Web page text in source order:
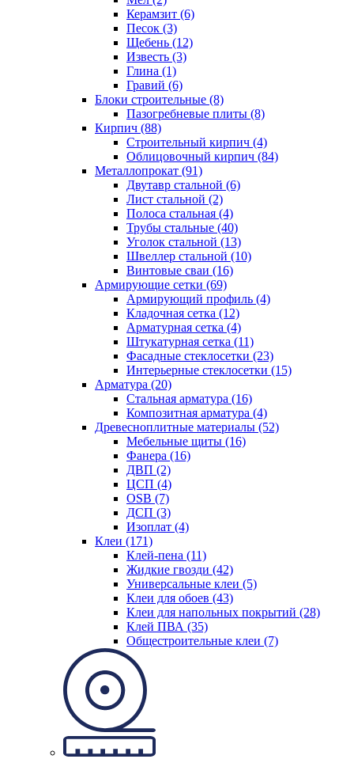
Керамзит (6)
Песок (3)
Щебень (12)
Известь (3)
Глина (1)
Гравий (6)
Блоки строительные (8)
Пазогребневые плиты (8)
Кирпич (88)
Строительный кирпич (4)
Облицовочный кирпич (84)
Металлопрокат (91)
Двутавр стальной (6)
Лист стальной (2)
Полоса стальная (4)
Трубы стальные (40)
Уголок стальной (13)
Швеллер стальной (10)
Винтовые сваи (16)
Армирующие сетки (69)
Армирующий профиль (4)
Кладочная сетка (12)
Арматурная сетка (4)
Штукатурная сетка (11)
Фасадные стеклосетки (23)
Интерьерные стеклосетки (15)
Арматура (20)
Стальная арматура (16)
Композитная арматура (4)
Древесноплитные материалы (52)
Мебельные щиты (16)
Фанера (16)
ДВП (2)
ЦСП (4)
OSB (7)
ДСП (3)
Изоплат (4)
Клеи (171)
Клей-пена (11)
Жидкие гвозди (42)
Универсальные клеи (5)
Клеи для обоев (43)
Клеи для напольных покрытий (28)
Клей ПВА (35)
Общестроительные клеи (7)